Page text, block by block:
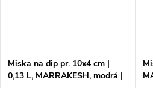
Miska na dip pr. 10x4 cm |
0,13 L, MARRAKESH, modrá |